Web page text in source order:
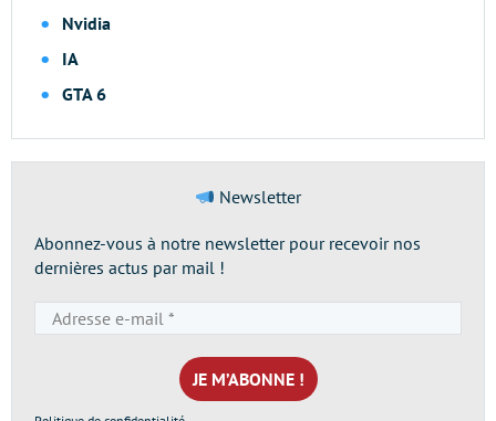
Nvidia
IA
GTA 6
Newsletter
Abonnez-vous à notre newsletter pour recevoir nos
dernières actus par mail !
e-
mail
*